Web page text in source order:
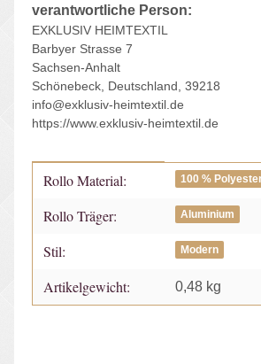
verantwortliche Person:
EXKLUSIV HEIMTEXTIL
Barbyer Strasse 7
Sachsen-Anhalt
Schönebeck, Deutschland, 39218
info@exklusiv-heimtextil.de
https://www.exklusiv-heimtextil.de
Produkteigenschaft
Wert
Rollo Material: 100 %
Rollo Träger: Aluminium
Stil: Modern
Artikelgewicht: 0,48 kg